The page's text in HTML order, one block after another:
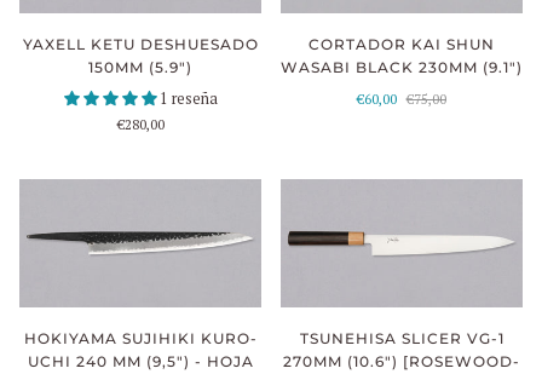
YAXELL KETU DESHUESADO
150MM (5.9")
1 reseña
€280,00
CORTADOR KAI SHUN
WASABI BLACK 230MM (9.1")
€60,00 €75,00
HOKIYAMA SUJIHIKI KURO-
UCHI 240 MM (9,5") - HOJA
TSUNEHISA SLICER VG-1
270MM (10.6") [ROSEWOOD-